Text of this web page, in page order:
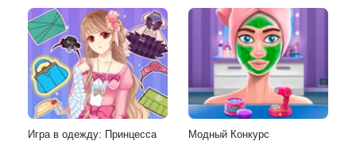
Игра в одежду: Принцесса
Модный Конкурс